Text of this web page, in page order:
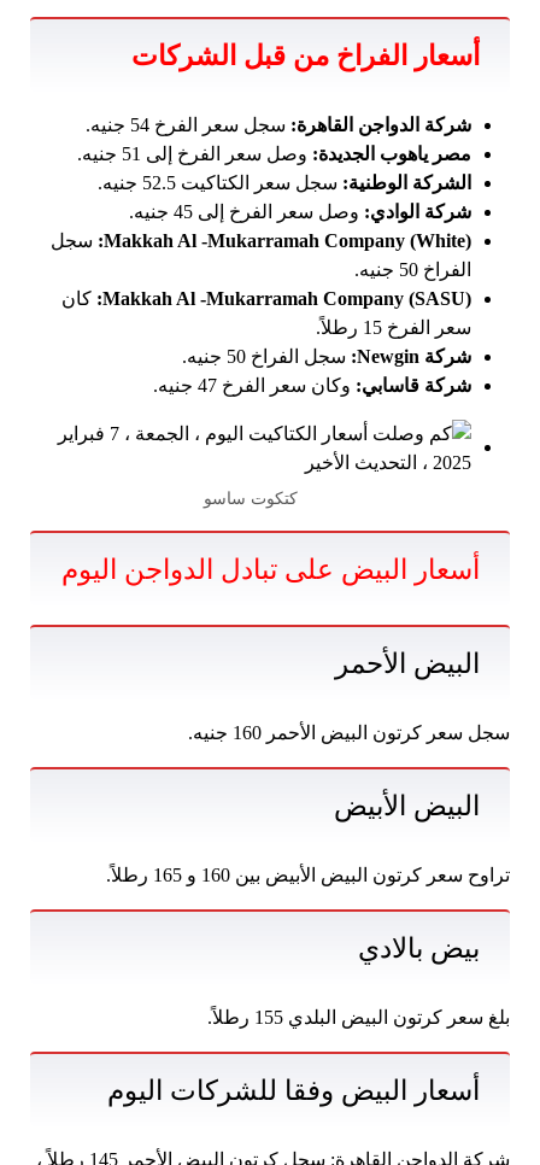
أسعار الفراخ من قبل الشركات
شركة الدواجن القاهرة: سجل سعر الفرخ 54 جنيه.
مصر ياهوب الجديدة: وصل سعر الفرخ إلى 51 جنيه.
الشركة الوطنية: سجل سعر الكتاكيت 52.5 جنيه.
شركة الوادي: وصل سعر الفرخ إلى 45 جنيه.
Makkah Al -Mukarramah Company (White): سجل
الفراخ 50 جنيه.
Makkah Al -Mukarramah Company (SASU): كان
سعر الفرخ 15 رطلاً.
شركة Newgin:
سجل الفراخ 50 جنيه.
شركة قاسابي: وكان سعر الفرخ 47 جنيه.
كتكوت ساسو
أسعار البيض على تبادل الدواجن اليوم
البيض الأحمر
سجل سعر كرتون البيض الأحمر 160 جنيه.
البيض الأبيض
تراوح سعر كرتون البيض الأبيض بين 160 و 165 رطلاً.
بيض بالادي
بلغ سعر كرتون البيض البلدي 155 رطلاً.
أسعار البيض وفقا للشركات اليوم
شركة الدواجن القاهرة: سجل كرتون البيض الأحمر 145 رطلاً ،